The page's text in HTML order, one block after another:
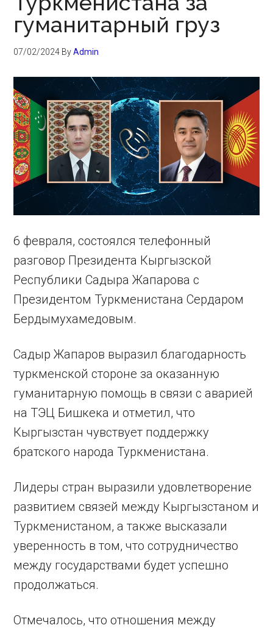
гуманитарный груз
07/02/2024 ByAdmin
6 февраля, состоялся телефонный
разговор Президента Кыргызской
Республики Садыра Жапарова с
Президентом Туркменистана Сердаром
Бердымухамедовым.
Садыр Жапаров выразил благодарность
туркменской стороне за оказанную
гуманитарную помощь в связи с аварией
на ТЭЦ Бишкека и отметил, что
Кыргызстан чувствует поддержку
братского народа Туркменистана.
Лидеры стран выразили удовлетворение
развитием связей между Кыргызстаном и
Туркменистаном, а также высказали
уверенность в том, что сотрудничество
между государствами будет успешно
продолжаться.
Отмечалось, что отношения между